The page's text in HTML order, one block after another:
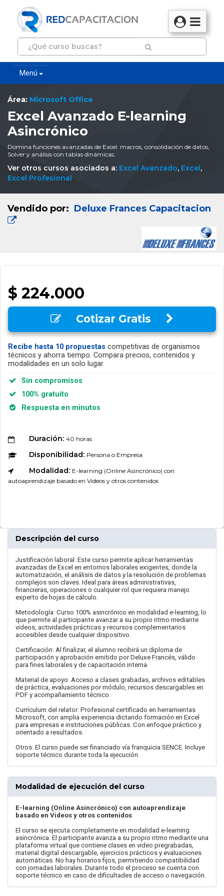
Menú
Área: Microsoft Office
Excel Avanzado E-learning
Asincrónico
Domina funciones avanzadas de Excel: macros, consolidación de datos,
Solver y análisis con tablas dinámicas.
Ver otros cursos asociados a: Excel Avanzado, Excel,
Excel Profesional
Vendido por: Deluxe Frances Capacitacion
$ 224.000
Cotizar Gratis
Recibe hasta 10 propuestas competitivas de organismos
técnicos y ahorra tiempo. Compara precios, contenidos y
modalidades en un solo lugar.
Sin compromisos
100% gratuito
Respuesta en minutos
Duración: 40 horas
Disponibilidad: Persona o Empresa
Modalidad: E-learning (Online Asincrónico) con
autoaprendizaje basado en Videos y otros contenidos
Descripción del curso
Justificación laboral: Este curso permite aplicar herramientas
avanzadas de Excel en entornos laborales exigentes, donde la
automatización, el análisis de datos y la resolución de problemas
complejos son claves. Ideal para áreas administrativas,
financieras, operaciones o cualquier rol que requiera manejo
experto de hojas de cálculo.
Metodología: Curso 100% asincrónico en modalidad e-learning, lo
que permite al participante avanzar a su propio ritmo mediante
videos, actividades prácticas y recursos complementarios
accesibles desde cualquier dispositivo.
Certificación: Al finalizar, el alumno recibirá un diploma de
participación y aprobación emitido por Deluxe Francés, válido
para fines laborales y de capacitación interna.
Material de apoyo: Acceso a clases grabadas, archivos editables
de práctica, evaluaciones por módulo, recursos descargables en
PDF y acompañamiento técnico.
Currículum del relator: Profesional certificado en herramientas
Microsoft, con amplia experiencia dictando formación en Excel
para empresas e instituciones públicas. Con enfoque práctico y
orientado a resultados.
Otros: El curso puede ser financiado vía franquicia SENCE. Incluye
soporte técnico durante toda la ejecución.
Modalidad de ejecución del curso
E-learning (Online Asincrónico) con autoaprendizaje
basado en Videos y otros contenidos
El curso se ejecuta completamente en modalidad e-learning
asincrónica. El participante avanza a su propio ritmo mediante una
plataforma virtual que contiene clases en video pregrabadas,
material digital descargable, ejercicios prácticos y evaluaciones
automáticas. No hay horarios fijos, permitiendo compatibilidad
con jornadas laborales. Durante todo el proceso se cuenta con
soporte técnico en caso de dificultades de acceso o navegación.